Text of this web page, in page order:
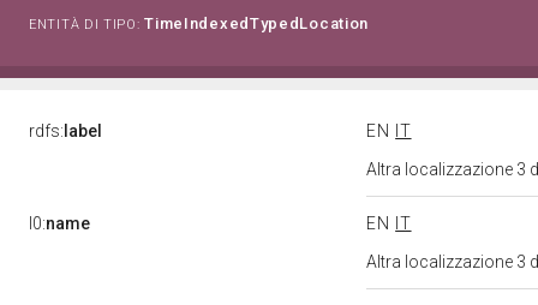
ENTITÀ DI TIPO: TimeIndexedTypedLocation
rdfs: label EN
IT
Altra localizzazione 3
l0:name EN
IT
Altra localizzazione 3